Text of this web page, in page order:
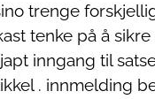
trenge
tenke på å
inngang til
. innmelding